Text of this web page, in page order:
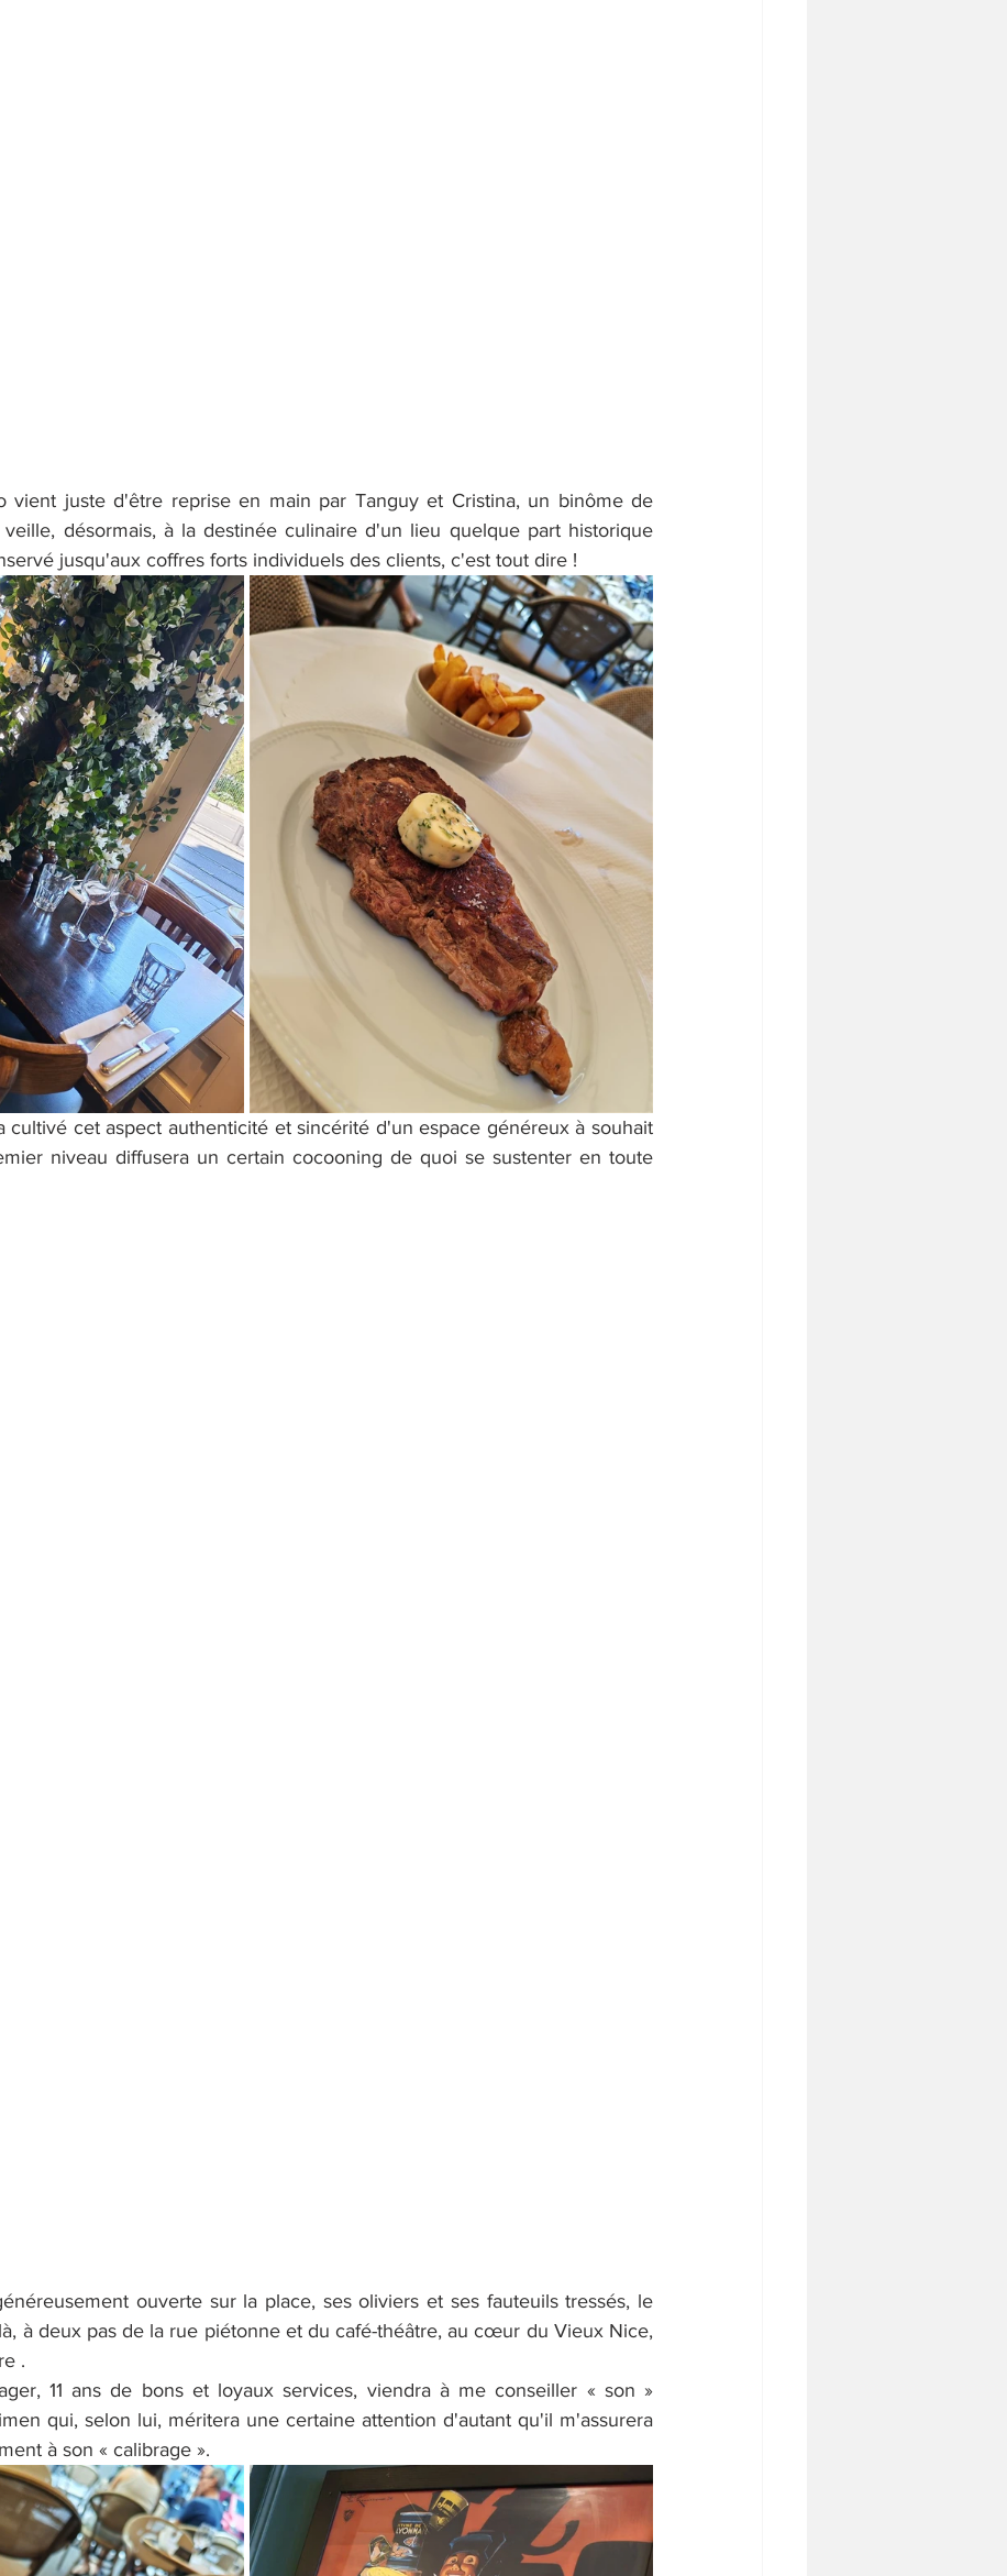
vient juste d'être reprise en main par Tanguy et Cristina, un binôme de
veille, désormais, à la destinée culinaire d'un lieu quelque part historique
jusqu'aux coffres forts individuels des clients, c'est tout dire !
cultivé cet aspect authenticité et sincérité d'un espace généreux à souhait
niveau diffusera un certain cocooning de quoi se sustenter en toute
ouverte sur la place, ses oliviers et ses fauteuils tressés, le
à deux pas de la rue piétonne et du café-théâtre, au cœur du Vieux Nice,
.
11 ans de bons et loyaux services, viendra à me conseiller « son »
qui, selon lui, méritera une certaine attention d'autant qu'il m'assurera
à son « calibrage ».